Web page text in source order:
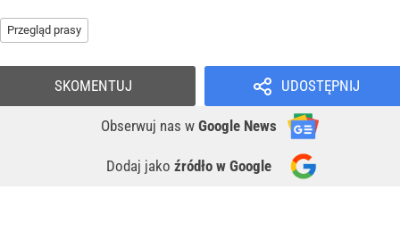
Przegląd prasy
UDOSTĘPNIJ
Obserwuj nas w Google News
Dodaj jako źródło w Google
SKOMENTUJ